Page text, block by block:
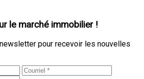
le marché immobilier !
pour recevoir les nouvelles